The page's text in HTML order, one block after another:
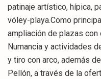
patinaje artístico, hípica,
vóley-playa.Como
ampliación de plazas
Numancia y actividades
y tiro con arco, además
Pellón, a través de la